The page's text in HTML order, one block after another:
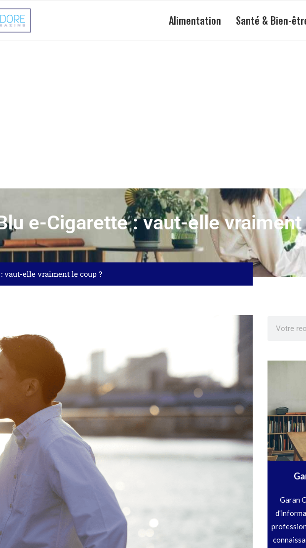
Alimentation Santé & Bien-
e-Cigarette : vaut-elle
vaut-elle vraiment le coup ?
Garan